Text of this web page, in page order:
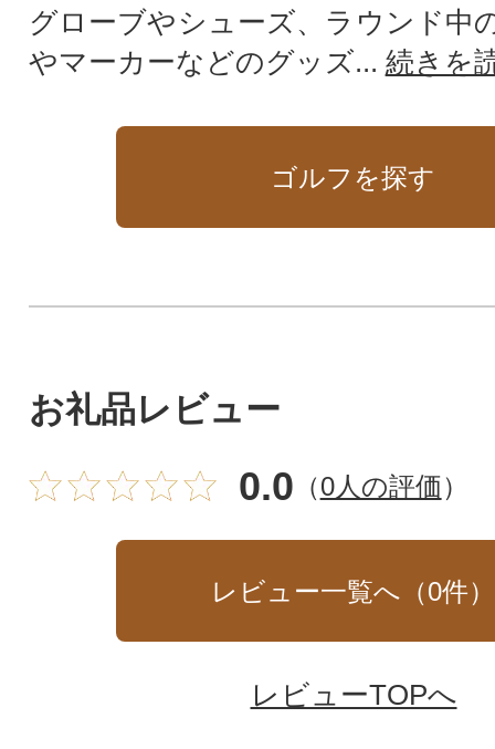
グローブやシューズ、ラウンド中
やマーカーなどのグッズ... 続きを
ゴルフを探す
お礼品レビュー
0.0 （0人の評価）
レビュー一覧へ（0件）
レビューTOPへ